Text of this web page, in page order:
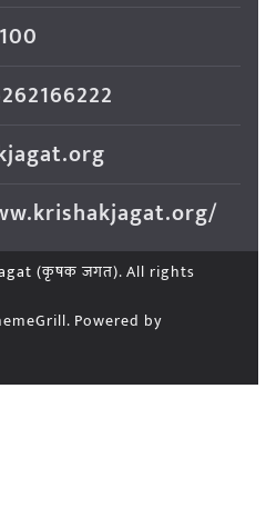
(कृषक जगत). All rights
Powered by